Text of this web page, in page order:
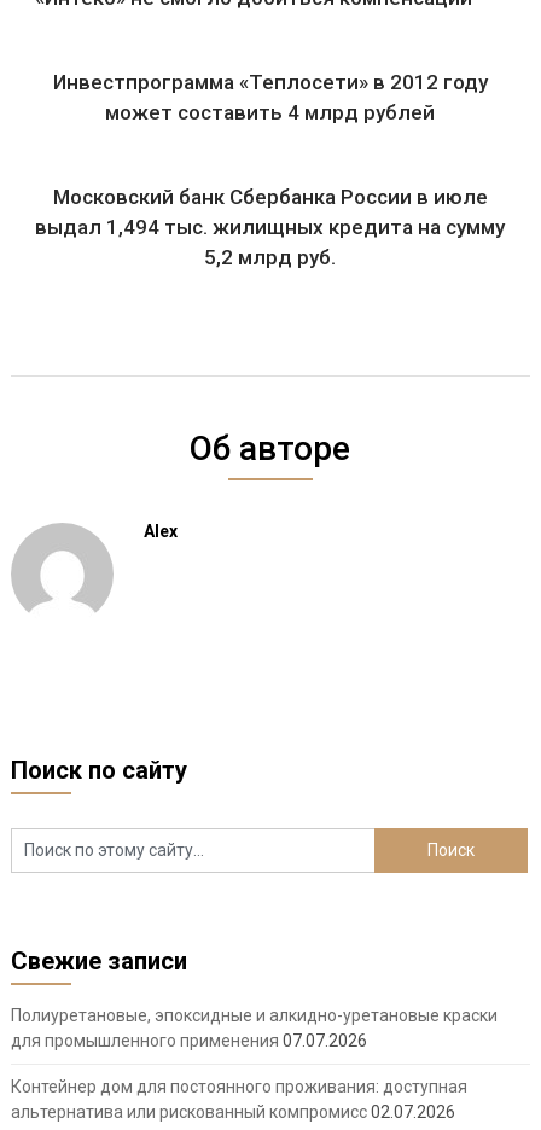
Инвестпрограмма «Теплосети» в 2012 году
может составить 4 млрд рублей
Московский банк Сбербанка России в июле
выдал 1,494 тыс. жилищных кредита на сумму
5,2 млрд руб.
Об авторе
Alex
Поиск по сайту
Свежие записи
Полиуретановые, эпоксидные и алкидно-уретановые краски
для промышленного применения 07.07.2026
Контейнер дом для постоянного проживания: доступная
альтернатива или рискованный компромисс02.07.2026